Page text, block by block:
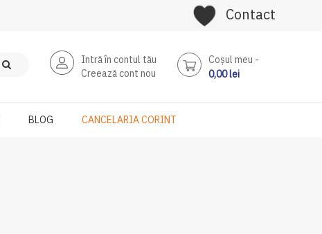
Contact
Intră în contul tău
Creează cont nou
Coşul meu
0,00 lei
BLOG CANCELARIA CORINT